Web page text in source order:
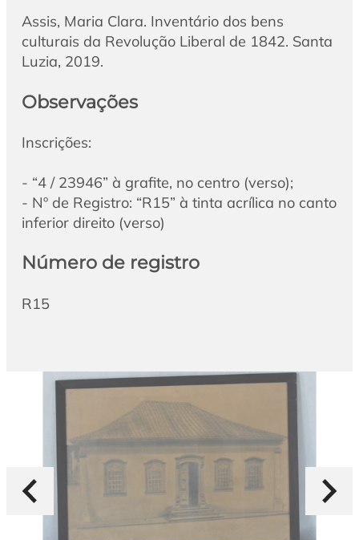
Assis, Maria Clara. Inventário dos bens
culturais da Revolução Liberal de 1842. Santa
Luzia, 2019.
Observações
Inscrições:
- “4 / 23946” à grafite, no centro (verso);
- Nº de Registro: “R15” à tinta acrílica no canto
inferior direito (verso)
Número de registro
R15